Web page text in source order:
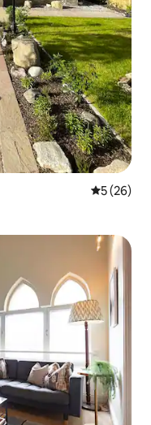
5 de uma
5 (26)